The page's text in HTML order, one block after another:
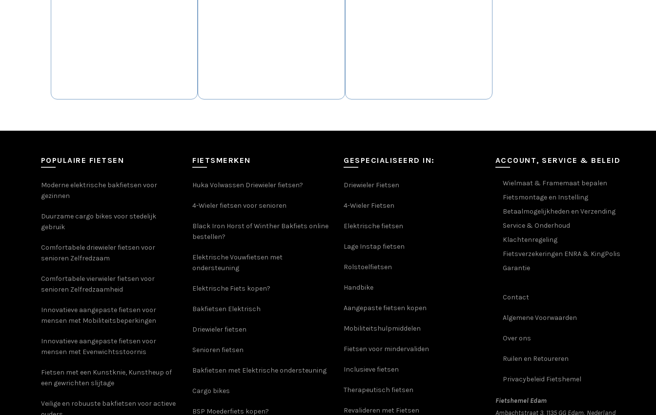
POPULAIRE FIETSEN
Moderne elektrische bakfietsen voor
gezinnen
Duurzame cargo bikes voor stedelijk
gebruik
Comfortabele driewieler fietsen voor
senioren Zelfredzaam
Comfortabele vierwieler fietsen voor
senioren Zelfredzaamheid
Innovatieve aangepaste fietsen voor
mensen met Mobiliteitsbeperkingen
Innovatieve aangepaste fietsen voor
mensen met Evenwichtsstoornis
Fietsen met een Kunstknie, Kunstheup of
een gewrichten slijtage
Veilige en robuuste bakfietsen voor actieve
FIETSMERKEN
Huka Volwassen Driewieler fietsen?
4-Wieler fietsen voor senioren
Black Iron Horst of Winther Bakfiets online
bestellen?
Elektrische Vouwfietsen met
ondersteuning
Elektrische Fiets kopen?
Bakfietsen Elektrisch
Driewieler fietsen
Senioren fietsen
Bakfietsen met Elektrische ondersteuning
Cargo bikes
BSP Moederfiets kopen?
GESPECIALISEERD IN:
Driewieler Fietsen
4-Wieler Fietsen
Elektrische fietsen
Lage Instap fietsen
Rolstoelfietsen
Handbike
Aangepaste fietsen kopen
Mobiliteitshulpmiddelen
Fietsen voor mindervaliden
Inclusieve fietsen
Therapeutisch fietsen
Revalideren met Fietsen
ACCOUNT, SERVICE & BELEID
Wielmaat & Framemaat bepalen
Fietsmontage en Instelling
Betaalmogelijkheden en Verzending
Service & Onderhoud
Klachtenregeling
Fietsverzekeringen ENRA & KingPolis
Garantie
Contact
Algemene Voorwaarden
Over ons
Ruilen en Retoureren
Privacybeleid Fietshemel
Fietshemel Edam
Ambachtstraat 3, 1135 GG Edam, Nederland